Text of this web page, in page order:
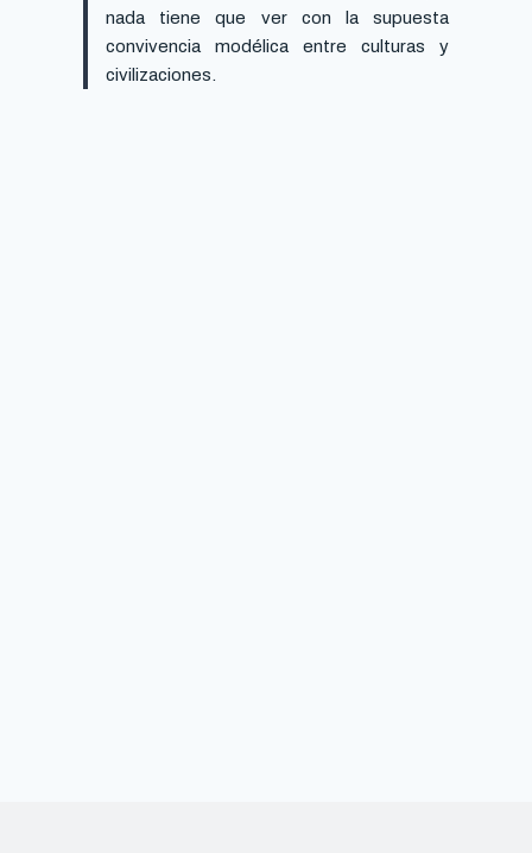
nada tiene que ver con la supuesta
convivencia modélica entre culturas y
civilizaciones.